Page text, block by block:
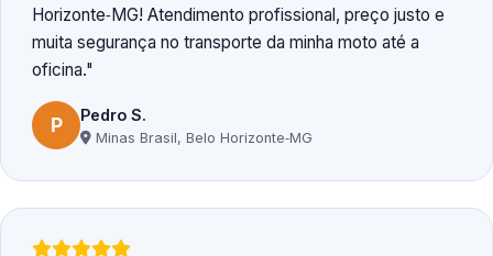
Horizonte‑MG! Atendimento profissional, preço justo e
muita segurança no transporte da minha moto até a
oficina.
P Pedro S.
Minas Brasil, Belo Horizonte‑MG